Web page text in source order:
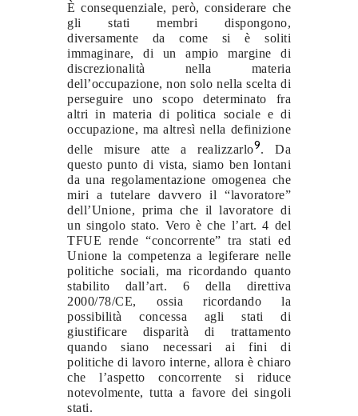
È consequenziale, però, considerare che
gli stati membri dispongono,
diversamente da come si è soliti
immaginare, di un ampio margine di
discrezionalità nella materia
dell’occupazione, non solo nella scelta di
perseguire uno scopo determinato fra
altri in materia di politica sociale e di
occupazione, ma altresì nella definizione
delle misure atte a realizzarlo9. Da
questo punto di vista, siamo ben lontani
da una regolamentazione omogenea che
miri a tutelare davvero il “lavoratore”
dell’Unione, prima che il lavoratore di
un singolo stato. Vero è che l’art. 4 del
TFUE rende “concorrente” tra stati ed
Unione la competenza a legiferare nelle
politiche sociali, ma ricordando quanto
stabilito dall’art. 6 della direttiva
2000/78/CE, ossia ricordando la
possibilità concessa agli stati di
giustificare disparità di trattamento
quando siano necessari ai fini di
politiche di lavoro interne, allora è chiaro
che l’aspetto concorrente si riduce
notevolmente, tutta a favore dei singoli
stati.